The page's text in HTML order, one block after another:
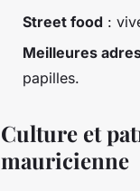
Street food :
Meilleures
papilles.
Culture et
mauricienne